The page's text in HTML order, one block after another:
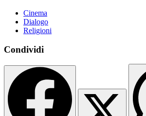
Cinema
Dialogo
Religioni
Condividi